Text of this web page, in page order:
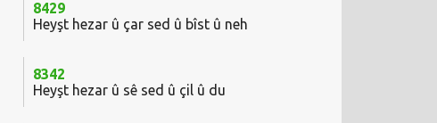
8429
Heyşt hezar û çar sed û bîst û neh
8342
Heyşt hezar û sê sed û çil û du